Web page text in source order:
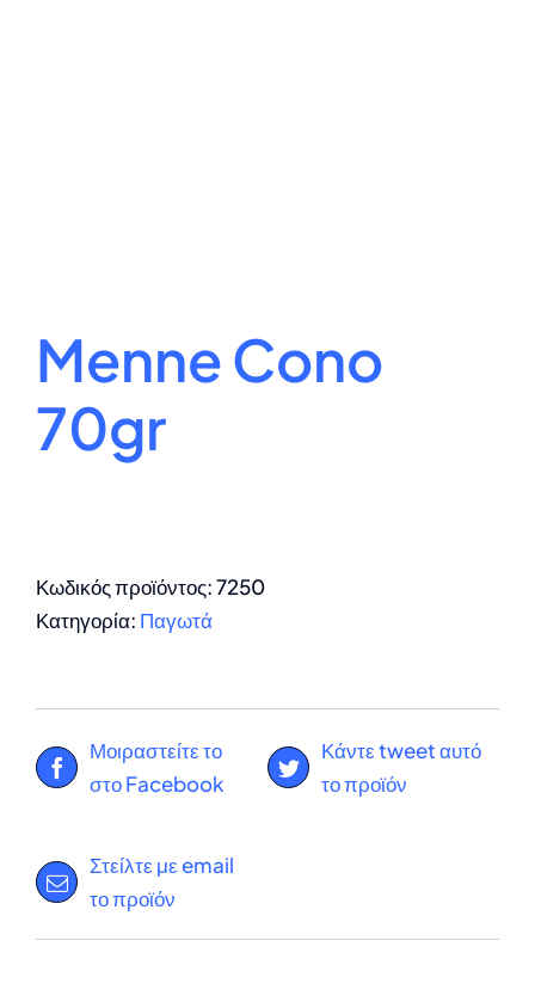
Menne Cono
70gr
Κωδικός προϊόντος:7250
Κατηγορία: Παγωτά
Μοιραστείτε το
στο Facebook
Κάντε tweet αυτό
το προϊόν
Στείλτε με email
το προϊόν